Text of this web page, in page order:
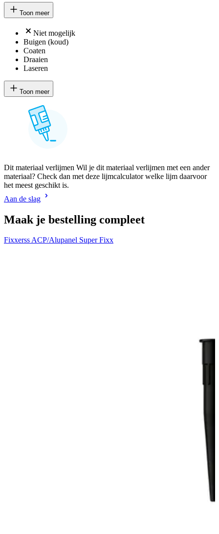
Toon meer
Niet mogelijk
Buigen (koud)
Coaten
Draaien
Laseren
Toon meer
Dit materiaal verlijmen Wil je dit materiaal verlijmen met een ander
materiaal? Check dan met deze lijmcalculator welke lijm daarvoor
het meest geschikt is.
Aan de slag
Maak je bestelling compleet
Fixxerss ACP/Alupanel Super Fixx